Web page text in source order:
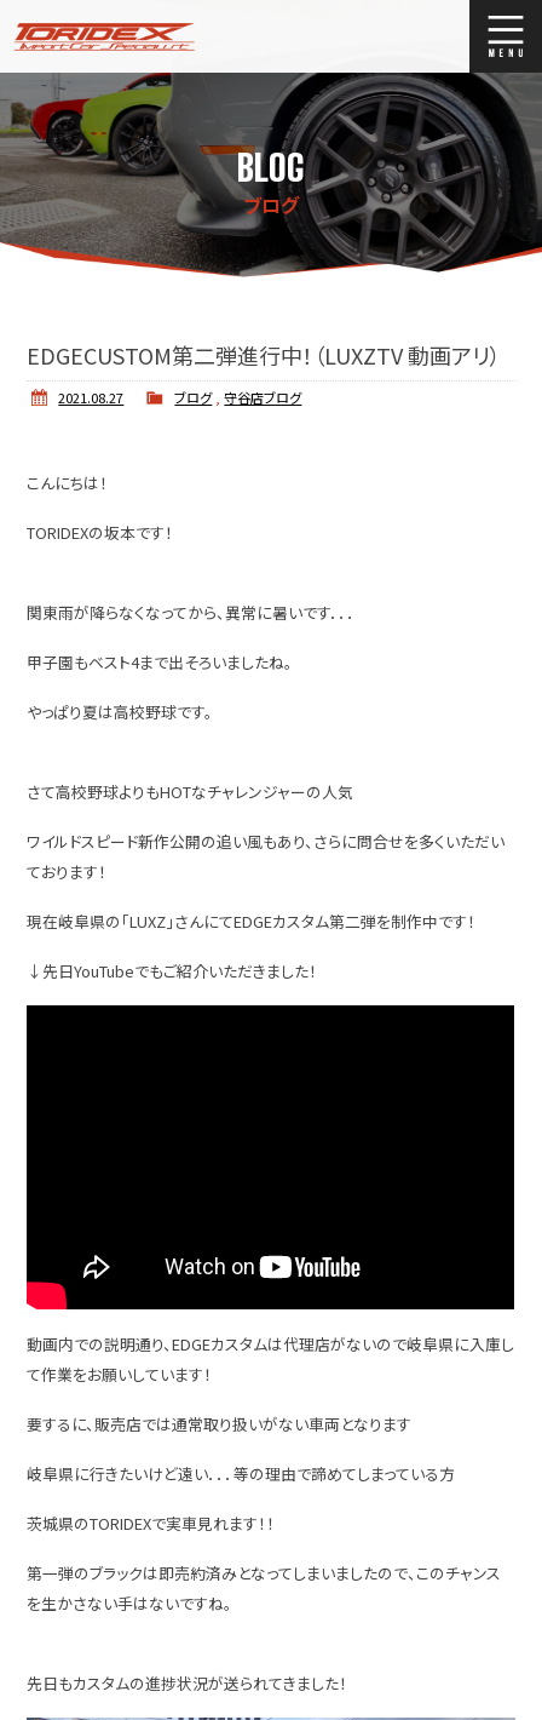
ブログ
Stock list
ストックリスト
買取
BLOG
ブログ
EDGECUSTOM第二弾進行中！（LUXZTV 動画アリ）
2021.08.27 ブログ,守谷店ブログ
こんにちは！
TORIDEXの坂本です！
関東雨が降らなくなってから、異常に暑いです．．．
甲子園もベスト4まで出そろいましたね。
やっぱり夏は高校野球です。
さて高校野球よりもHOTなチャレンジャーの人気
ワイルドスピード新作公開の追い風もあり、さらに問合せを多くいただい
ております！
現在岐阜県の「LUXZ」さんにてEDGEカスタム第二弾を制作中です！
↓先日YouTubeでもご紹介いただきました！
動画内での説明通り、EDGEカスタムは代理店がないので岐阜県に入庫し
て作業をお願いしています！
要するに、販売店では通常取り扱いがない車両となります
岐阜県に行きたいけど遠い．．．等の理由で諦めてしまっている方
茨城県のTORIDEXで実車見れます！！
第一弾のブラックは即売約済みとなってしまいましたので、このチャンス
を生かさない手はないですね。
先日もカスタムの進捗状況が送られてきました！